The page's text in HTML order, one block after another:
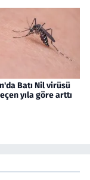
Batı Nil virüsü
yıla göre arttı